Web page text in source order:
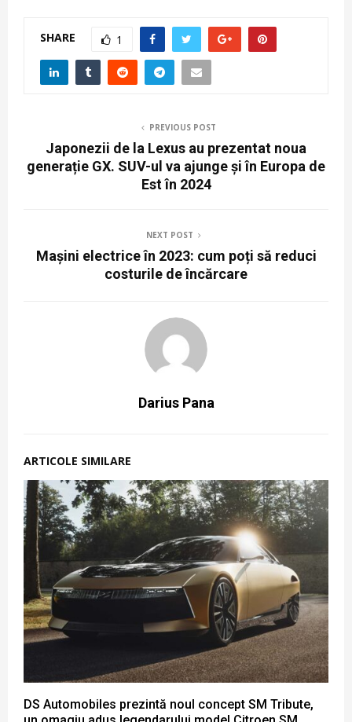
SHARE 1
PREVIOUS POST
Japonezii de la Lexus au prezentat noua
generație GX. SUV-ul va ajunge și în Europa de
Est în 2024
NEXT POST
Mașini electrice în 2023: cum poți să reduci
costurile de încărcare
Darius Pana
ARTICOLE SIMILARE
DS Automobiles prezintă noul concept SM Tribute,